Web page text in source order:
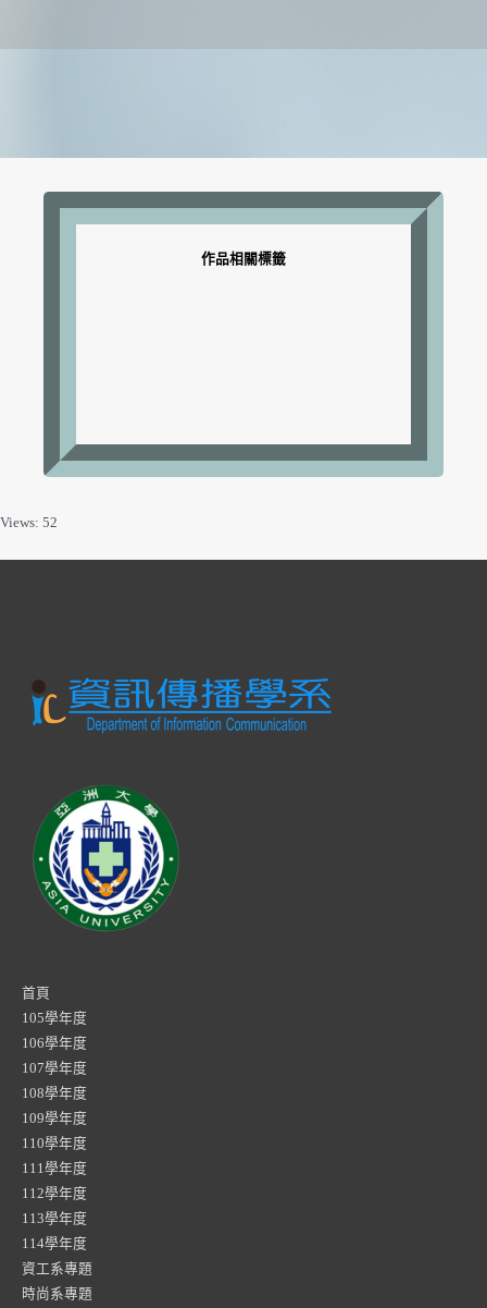
作品相關標籤
Views: 52
首頁
105學年度
106學年度
107學年度
108學年度
109學年度
110學年度
111學年度
112學年度
113學年度
114學年度
資工系專題
時尚系專題